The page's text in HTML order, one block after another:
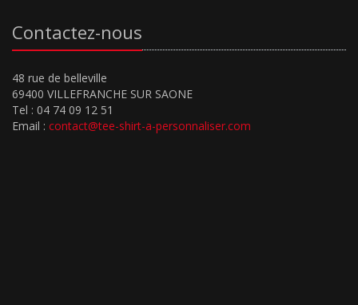
Contactez-nous
48 rue de belleville
69400 VILLEFRANCHE SUR SAONE
Tel : 04 74 09 12 51
Email : contact@tee-shirt-a-personnaliser.com